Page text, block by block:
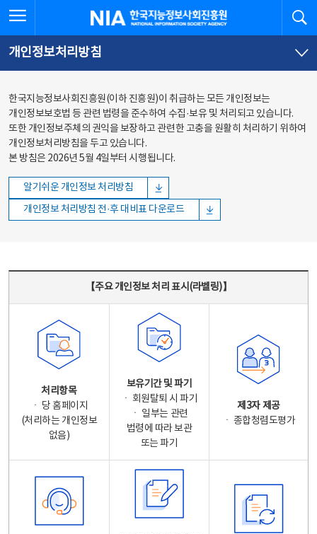
바로가기
바로가기
한국지능정보사회진흥원
개인정보처리방침
한국지능정보사회진흥원(이하 진흥원)이 취급하는 모든 개인정보는
개인정보보호법 등 관련 법령을 준수하여 수집·보유 및 처리되고 있습니다.
또한 개인정보주체의 권익을 보장하고 관련한 고충을 원활히 처리하기 위하여
개인정보처리방침을 두고 있습니다.
본 방침은 2026년 5월 4일부터 시행됩니다.
알기쉬운 개인정보 처리방침
개인정보 처리방침 전·후 대비표 다운로드
【주요 개인정보 처리 표시(라벨링)】
처리항목
ㆍ 당 홈페이지
(처리하는 개인정보
없음)
보유기간 및 파기
ㆍ 회원탈퇴 시 파기
ㆍ 일부는 관련
법령에 따라 보관
또는 파기
제3자 제공
ㆍ 종합청렴도평가